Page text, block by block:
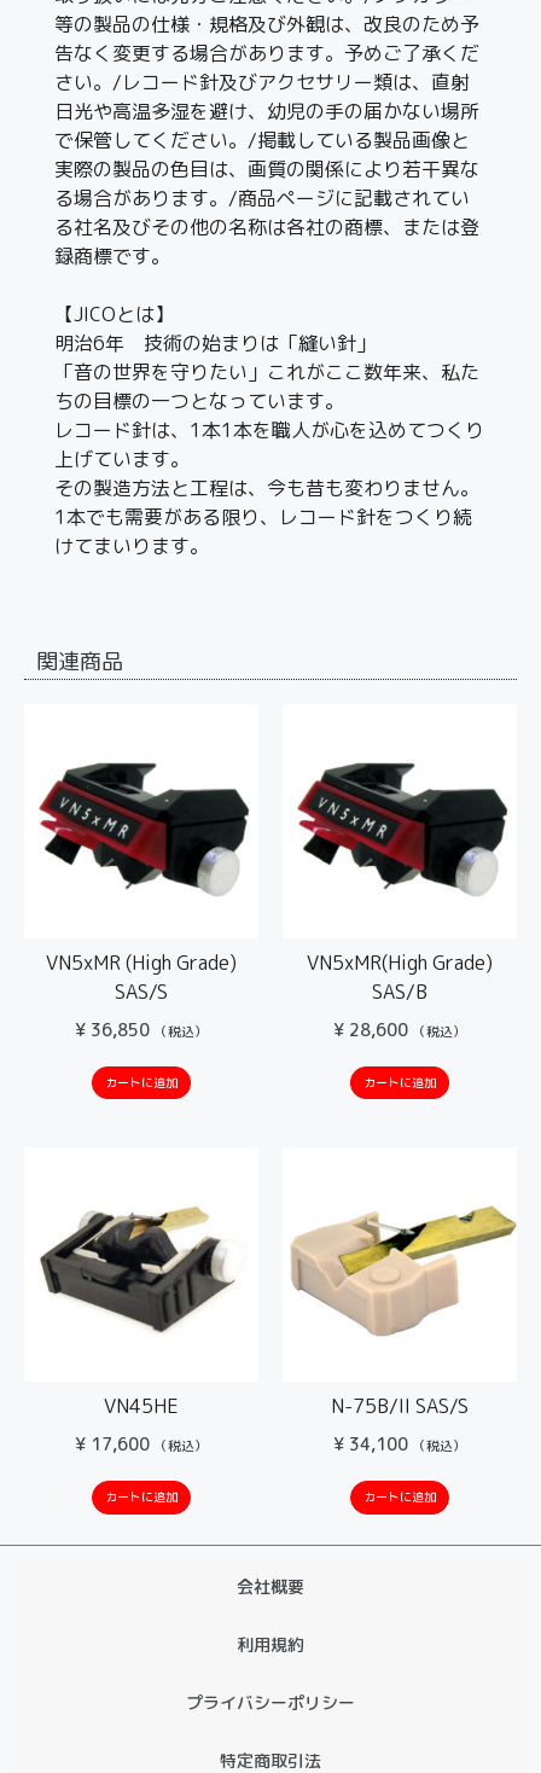
等の製品の仕様・規格及び外観は、改良のため予
告なく変更する場合があります。予めご了承くだ
さい。/レコード針及びアクセサリー類は、直射
日光や高温多湿を避け、幼児の手の届かない場所
で保管してください。/掲載している製品画像と
実際の製品の色目は、画質の関係により若干異な
る場合があります。/商品ページに記載されてい
る社名及びその他の名称は各社の商標、または登
録商標です。
【JICOとは】
明治6年 技術の始まりは「縫い針」
「音の世界を守りたい」これがここ数年来、私た
ちの目標の一つとなっています。
レコード針は、1本1本を職人が心を込めてつくり
上げています。
その製造方法と工程は、今も昔も変わりません。
1本でも需要がある限り、レコード針をつくり続
けてまいります。
関連商品
VN5xMR (High Grade)
SAS/S
¥ 36,850 （税込）
カートに追加
VN5xMR(High Grade)
SAS/B
¥ 28,600 （税込）
カートに追加
VN45HE
¥ 17,600 （税込）
カートに追加
N-75B/II SAS/S
¥ 34,100 （税込）
カートに追加
会社概要
利用規約
プライバシーポリシー
特定商取引法